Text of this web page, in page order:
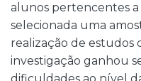
alunos pertencentes a
selecionada uma
realização de estudos
investigação ganhou